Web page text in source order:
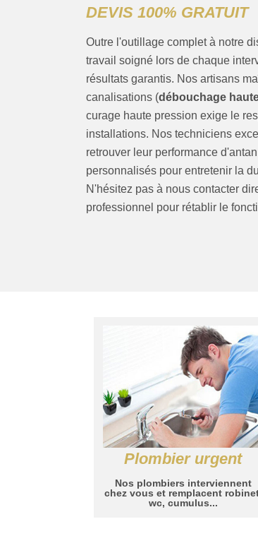
DEVIS 100% GRATUIT
Outre l'outillage complet à notre
travail soigné lors de chaque
résultats garantis. Nos artisans
canalisations (débouchage
curage haute pression exige le
installations. Nos techniciens
retrouver leur performance
personnalisés pour entretenir la
N'hésitez pas à nous contacter
professionnel pour rétablir le
Plombier urgent
Nos plombiers interviennent
chez vous et remplacent
wc, cumulus...